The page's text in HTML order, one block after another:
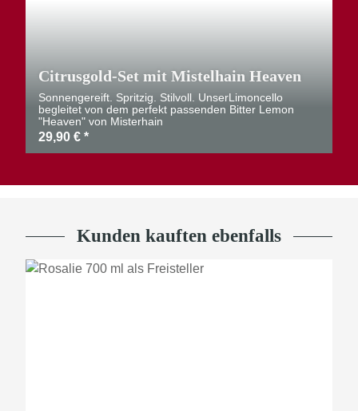
Citrusgold-Set mit Mistelhain Heaven
Sonnengereift. Spritzig. Stilvoll. UnserLimoncello
begleitet von dem perfekt passenden Bitter Lemon
"Heaven" von Misterhain
29,90 € *
Kunden kauften ebenfalls